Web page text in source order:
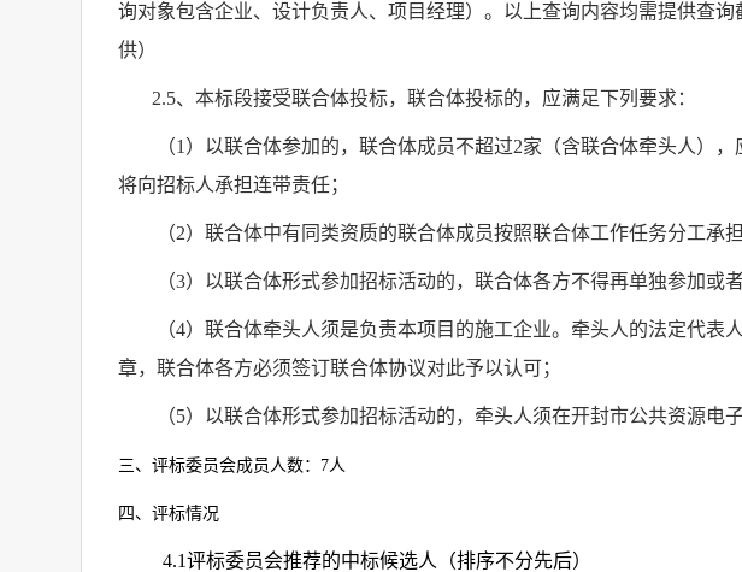
询对象包含企业、设计负责人、项目经理）。以上查询内容均需提供查询
供）
2.5、本标段接受联合体投标，联合体投标的，应满足下列要求：
（1 ）以联合体参加的，联合体成员不超过2家（含联合体牵头人）
将向招标人承担连带责任；
（2）联合体中有同类资质的联合体成员按照联合体工作任务分工承
（3）以联合体形式参加招标活动的，联合体各方不得再单独参加或
（4）联合体牵头人须是负责本项目的施工企业。牵头人的法定代
章，联合体各方必须签订联合体协议对此予以认可；
（5）以联合体形式参加招标活动的，牵头人须在开封市公共资源电
三、评标委员会成员人数： 7人
四、评标情况
4.1评标委员会推荐的中标候选人（排序不分先后）